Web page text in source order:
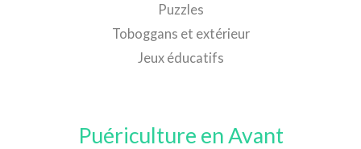
Puzzles
Toboggans et extérieur
Jeux éducatifs
Puériculture en Avant